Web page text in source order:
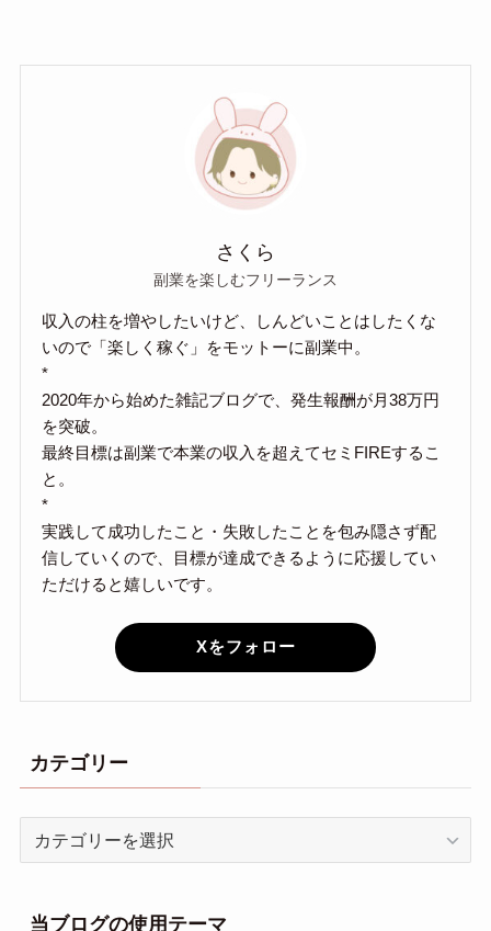
さくら
副業を楽しむフリーランス
収入の柱を増やしたいけど、しんどいことはしたくな
いので「楽しく稼ぐ」をモットーに副業中。
*
2020年から始めた雑記ブログで、発生報酬が月38万円
を突破。
最終目標は副業で本業の収入を超えてセミFIREするこ
と。
*
実践して成功したこと・失敗したことを包み隠さず配
信していくので、目標が達成できるように応援してい
ただけると嬉しいです。
Xをフォロー
カテゴリー
リ
当ブログの使用テーマ